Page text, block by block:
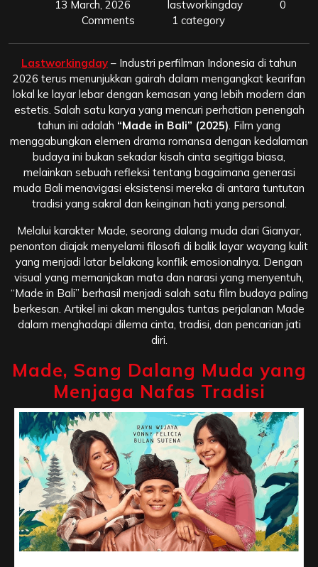
13 March, 2026 lastworkingday
0
Comments
1 category
Lastworkingday – Industri perfilman Indonesia di tahun
2026 terus menunjukkan gairah dalam mengangkat kearifan
lokal ke layar lebar dengan kemasan yang lebih modern dan
estetis. Salah satu karya yang mencuri perhatian penengah
tahun ini adalah “Made in Bali” (2025) . Film yang
menggabungkan elemen drama romansa dengan kedalaman
budaya ini bukan sekadar kisah cinta segitiga biasa,
melainkan sebuah refleksi tentang bagaimana generasi
muda Bali menavigasi eksistensi mereka di antara tuntutan
tradisi yang sakral dan keinginan hati yang personal.
Melalui karakter Made, seorang dalang muda dari Gianyar,
penonton diajak menyelami filosofi di balik layar wayang kulit
yang menjadi latar belakang konflik emosionalnya. Dengan
visual yang memanjakan mata dan narasi yang menyentuh,
“Made in Bali” berhasil menjadi salah satu film budaya paling
berkesan. Artikel ini akan mengulas tuntas perjalanan Made
dalam menghadapi dilema cinta, tradisi, dan pencarian jati
diri.
Made, Sang Dalang Muda yang
Menjaga Nafas Tradisi